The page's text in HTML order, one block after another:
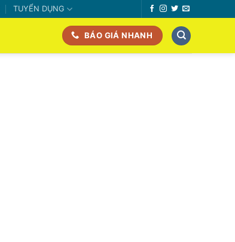
TUYỂN DỤNG
BÁO GIÁ NHANH